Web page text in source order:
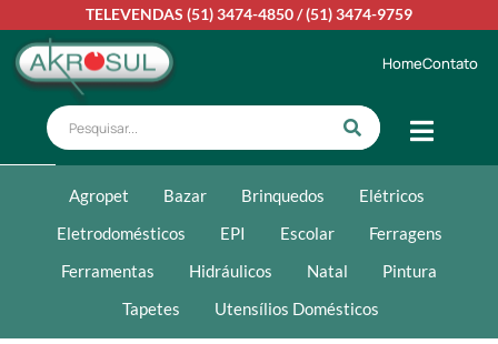
TELEVENDAS (51) 3474-4850/(51) 3474-9759
HomeContato
Agropet Bazar Brinquedos
Elétricos
Eletrodomésticos
EPI Escolar
Ferragens
Ferramentas
Hidráulicos Natal
Pintura
Tapetes
Utensílios Domésticos